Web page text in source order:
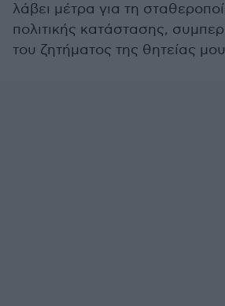
λάβει μέτρα για τη
πολιτικής κατάστασης,
του ζητήματος της θητείας